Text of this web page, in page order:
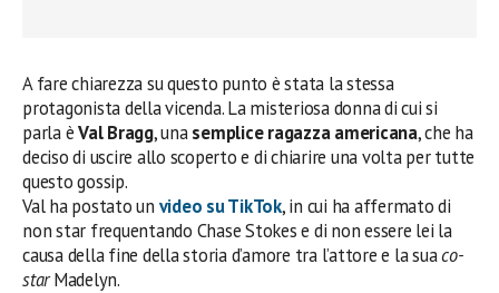
A fare chiarezza su questo punto è stata la stessa
protagonista della vicenda. La misteriosa donna di cui si
parla èVal Bragg, unasemplice ragazza americana, che ha
deciso di uscire allo scoperto e di chiarire una volta per tutte
questo gossip.
Val ha postato un video suTikTok, in cui ha affermato di
non star frequentando Chase Stokes e di non essere lei la
causa della fine della storia d’amore tra l’attore e la suaco-
starMadelyn.